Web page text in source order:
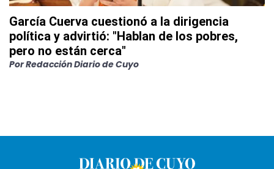
García Cuerva cuestionó a la dirigencia
política y advirtió: "Hablan de los pobres,
pero no están cerca"
PorRedacción Diario de Cuyo